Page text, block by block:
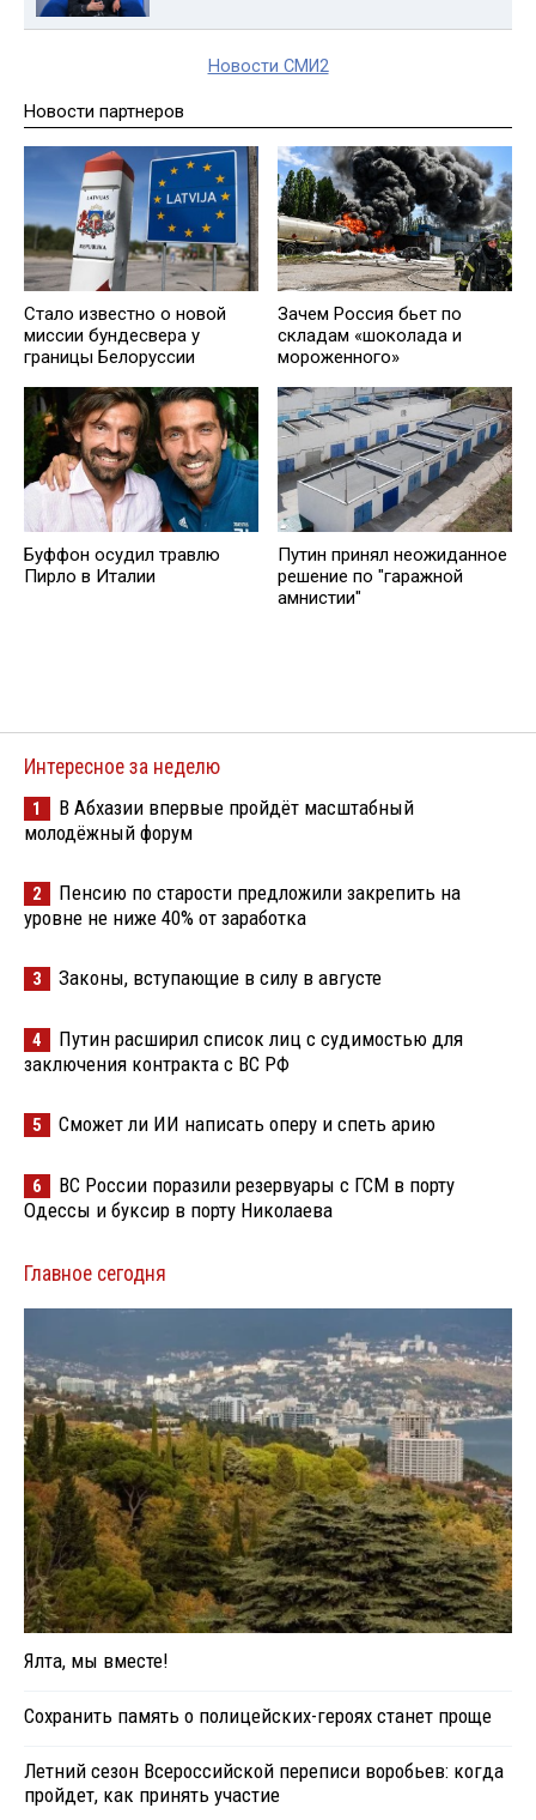
Новости СМИ2
Новости партнеров
Стало известно о новой
миссии бундесвера у
границы Белоруссии
Зачем Россия бьет по
складам «шоколада и
мороженного»
Буффон осудил травлю
Пирло в Италии
Путин принял неожиданное
решение по "гаражной
амнистии"
Интересное за неделю
1
В Абхазии впервые пройдёт масштабный
молодёжный форум
2
Пенсию по старости предложили закрепить на
уровне не ниже 40% от заработка
3 Законы, вступающие в силу в августе
4
Путин расширил список лиц с судимостью для
заключения контракта с ВС РФ
5 Сможет ли ИИ написать оперу и спеть арию
6
ВС России поразили резервуары с ГСМ в порту
Одессы и буксир в порту Николаева
Главное сегодня
Ялта, мы вместе!
Сохранить память о полицейских-героях станет проще
Летний сезон Всероссийской переписи воробьев: когда
пройдет, как принять участие